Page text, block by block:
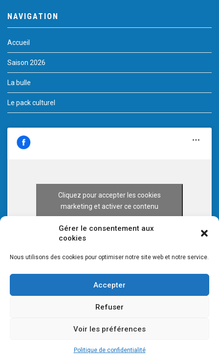
Gérer le consentement aux
cookies
Nous utilisons des cookies pour optimiser notre site web et notre service.
Accepter
Refuser
Voir les préférences
Politique de confidentialité
NAVIGATION
Accueil
Saison 2026
La bulle
Le pack culturel
Cliquez pour accepter les cookies
marketing et activer ce contenu
© 2026 CULTURE 70 -Mentions légales-